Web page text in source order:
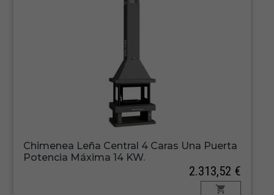
Chimenea Leña Central 4 Caras Una Puerta
Potencia Máxima 14 KW.
2.313,52 €